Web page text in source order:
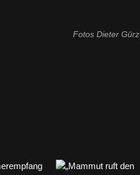
Fotos Dieter Gürz